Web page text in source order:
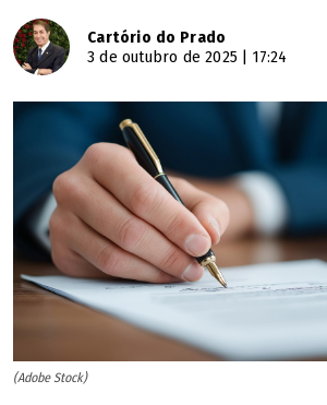
Cartório do Prado
3 de outubro de 2025 | 17:24
(Adobe Stock)